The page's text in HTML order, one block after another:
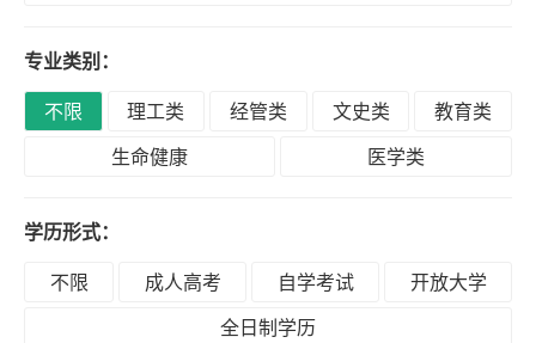
专业类别：
不限
理工类 经管类 文史类
教育类
生命健康
医学类
学历形式：
不限
成人高考 自学考试
开放大学
全日制学历